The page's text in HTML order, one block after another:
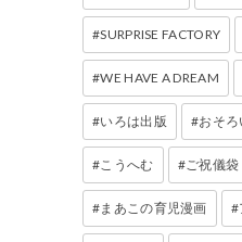
SURPRISE FACTORY
WE HAVE A DREAM
いろは出版 おそろ
こうへむ ご祝儀袋
まあこの育児漫画